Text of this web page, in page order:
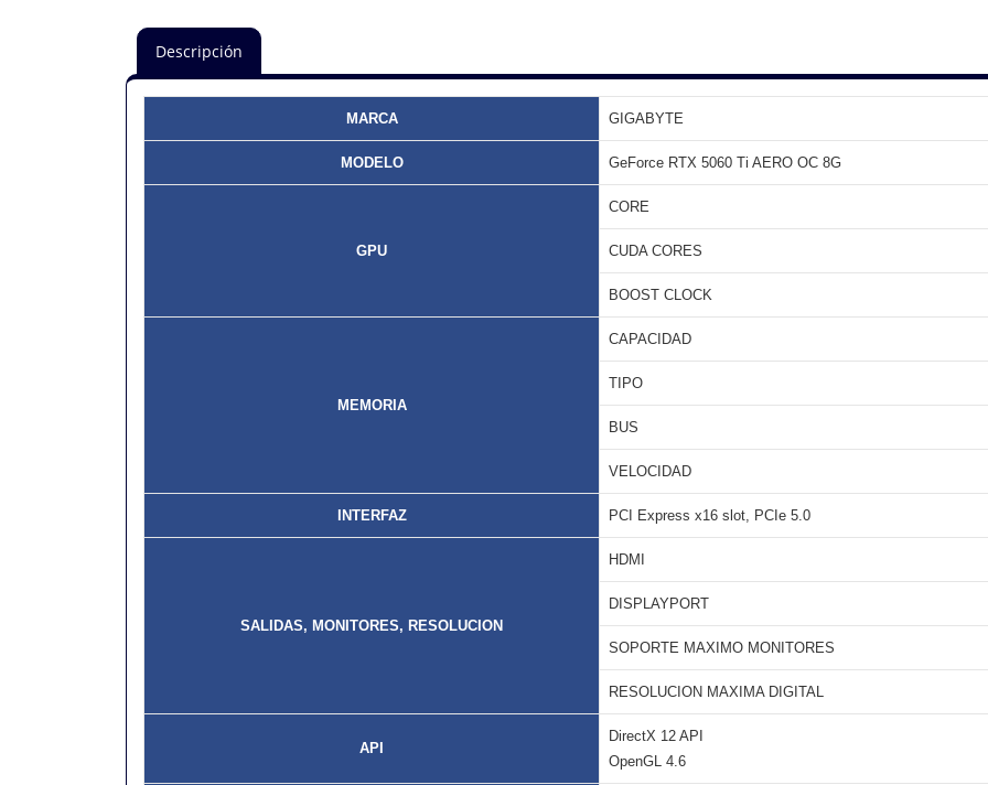
Descripción
MARCA GIGABYTE
MODELO GeForce RTX 5060 Ti AERO OC 8G
GPU
CORE
CUDA CORES
BOOST CLOCK
MEMORIA
CAPACIDAD
TIPO
BUS
VELOCIDAD
INTERFAZ PCI Express x16 slot, PCIe 5.0
SALIDAS, MONITORES, RESOLUCION
HDMI
DISPLAYPORT
SOPORTE MAXIMO MONITORES
RESOLUCION MAXIMA DIGITAL
API
DirectX 12 API
OpenGL 4.6